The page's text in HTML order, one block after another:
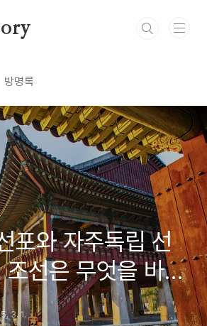
방명록
포와 자주독립 선
선은 무엇을 바랐
3. 1.